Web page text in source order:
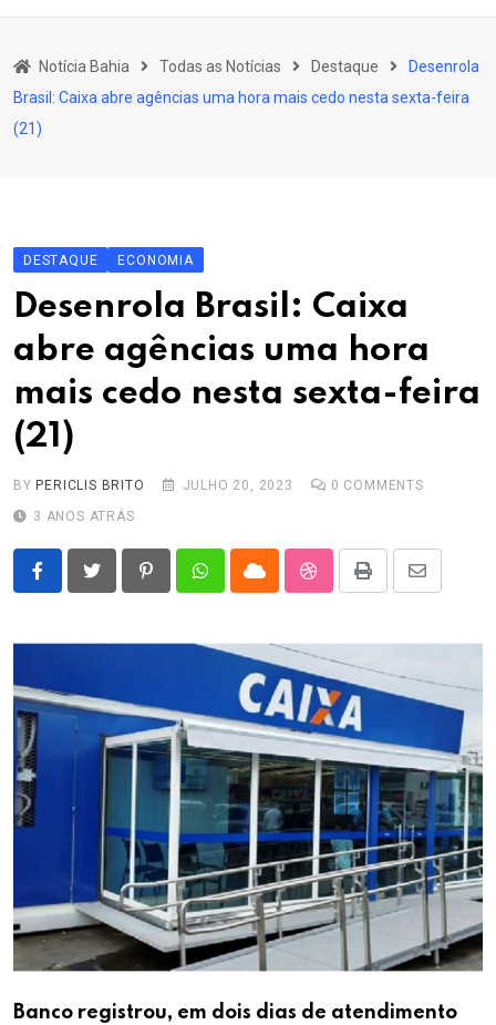
Educação
Política
Notícia Bahia Todas as Notícias Destaque
Desenrola
Brasil: Caixa abre agências uma hora mais cedo nesta sexta-feira
(21)
DESTAQUE ECONOMIA
Desenrola Brasil: Caixa
abre agências uma hora
mais cedo nesta sexta-feira
(21)
BY PERICLIS BRITO JULHO 20, 2023 0 COMMENTS
3 ANOS ATRÁS
PinterestWhatsappCloud StumbleUpon
Print
Share
Email
Banco registrou, em dois dias de atendimento